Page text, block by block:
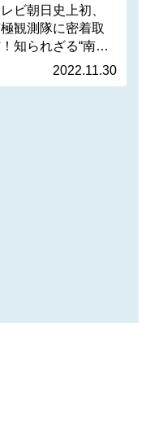
ビ朝日史上初、
観測隊に密着取
知られざる“南極
2022.11.30